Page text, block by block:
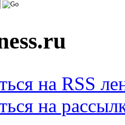
на RSS
на